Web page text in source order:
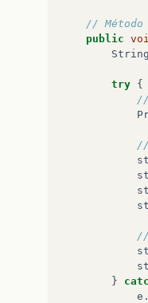
public
//
public
String
try {
//
//
//
}
e .